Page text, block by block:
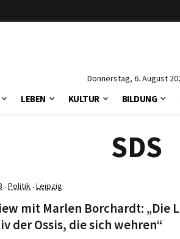
Donnerstag, 6. August
LEBEN KULTUR BILDUNG
SDS
· Politik· Leipzig
mit Marlen Borchardt: „Die
der Ossis, die sich wehren“